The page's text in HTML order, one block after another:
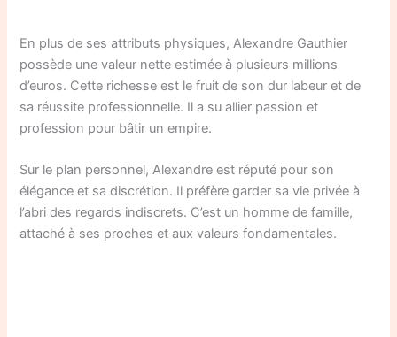
En plus de ses attributs physiques, Alexandre Gauthier
possède une valeur nette estimée à plusieurs millions
d’euros. Cette richesse est le fruit de son dur labeur et de
sa réussite professionnelle. Il a su allier passion et
profession pour bâtir un empire.
Sur le plan personnel, Alexandre est réputé pour son
élégance et sa discrétion. Il préfère garder sa vie privée à
l’abri des regards indiscrets. C’est un homme de famille,
attaché à ses proches et aux valeurs fondamentales.